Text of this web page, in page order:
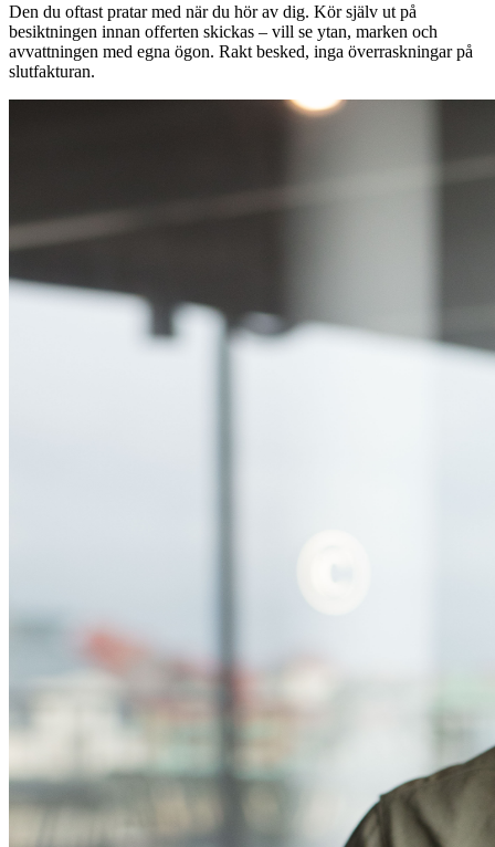
Den du oftast pratar med när du hör av dig. Kör själv ut på
besiktningen innan offerten skickas – vill se ytan, marken och
avvattningen med egna ögon. Rakt besked, inga överraskningar på
slutfakturan.